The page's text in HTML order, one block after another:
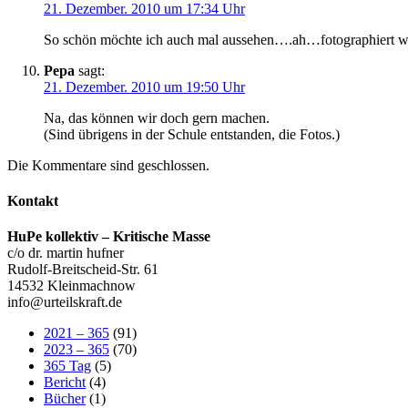
21. Dezember. 2010 um 17:34 Uhr
So schön möchte ich auch mal aussehen….ah…fotographiert
Pepa sagt:
21. Dezember. 2010 um 19:50 Uhr
Na, das können wir doch gern machen.
(Sind übrigens in der Schule entstanden, die Fotos.)
Die Kommentare sind geschlossen.
Kontakt
HuPe kollektiv – Kritische Masse
c/o dr. martin hufner
Rudolf-Breitscheid-Str. 61
14532 Kleinmachnow
info@urteilskraft.de
2021 – 365 (91)
2023 – 365 (70)
365 Tag (5)
Bericht (4)
Bücher(1)